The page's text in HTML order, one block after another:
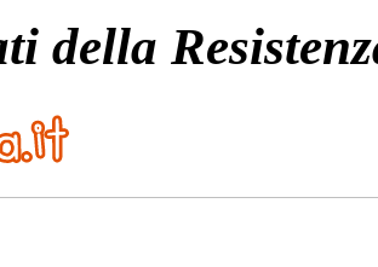
della